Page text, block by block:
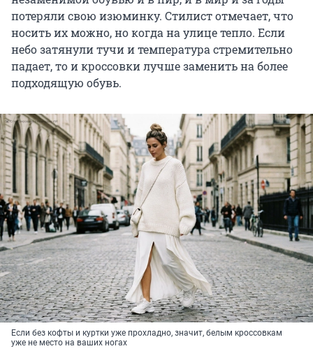
потеряли свою изюминку. Стилист отмечает, что
носить их можно, но когда на улице тепло. Если
небо затянули тучи и температура стремительно
падает, то и кроссовки лучше заменить на более
подходящую обувь.
Если без кофты и куртки уже прохладно, значит, белым кроссовкам
уже не место на ваших ногах